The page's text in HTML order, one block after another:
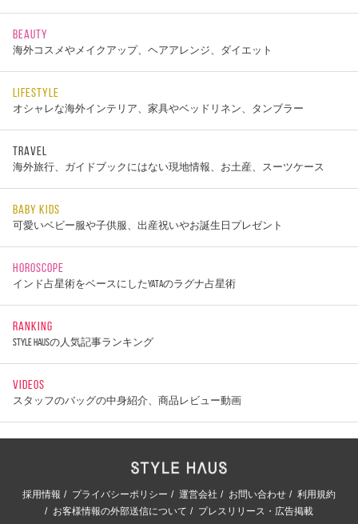
BEAUTY
海外コスメやメイクアップ、ヘアアレンジ、ダイエット
LIFESTYLE
オシャレな海外インテリア、家具やベッドリネン、タンブラー
TRAVEL
海外旅行、ガイドブックにはない現地情報、お土産、スーツケース
BABY KIDS
可愛いベビー服や子供服、出産祝いやお誕生日プレゼント
HOROSCOPE
インド占星術をベースにしたYATAのラグナ占星術
RANKING
STYLE HAUSの人気記事ランキング
VIDEOS
スタッフのバッグの中身紹介、商品レビュー動画
採用情報 プライバシーポリシー 運営会社 お問い合わせ
利用規約
お客様情報の外部送信について
プレスリリース・広告掲載